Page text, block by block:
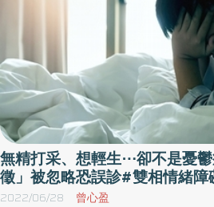
無精打采、想輕生⋯卻不是憂
徵」被忽略恐誤診#雙相情緒障
2022/06/28 曾心盈